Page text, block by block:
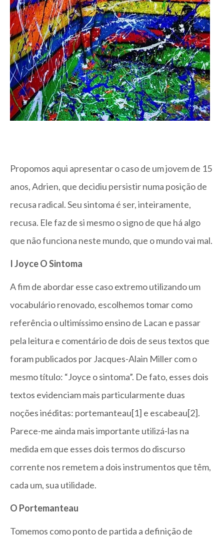
Propomos aqui apresentar o caso de um jovem de 15
anos, Adrien, que decidiu persistir numa posição de
recusa radical. Seu sintoma é ser, inteiramente,
recusa. Ele faz de si mesmo o signo de que há algo
que não funciona neste mundo, que o mundo vai mal.
I Joyce O Sintoma
A fim de abordar esse caso extremo utilizando um
vocabulário renovado, escolhemos tomar como
referência o ultimíssimo ensino de Lacan e passar
pela leitura e comentário de dois de seus textos que
foram publicados por Jacques-Alain Miller com o
mesmo título: “Joyce o sintoma”. De fato, esses dois
textos evidenciam mais particularmente duas
noções inéditas: portemanteau[1] e escabeau[2].
Parece-me ainda mais importante utilizá-las na
medida em que esses dois termos do discurso
corrente nos remetem a dois instrumentos que têm,
cada um, sua utilidade.
O Portemanteau
Tomemos como ponto de partida a definição de